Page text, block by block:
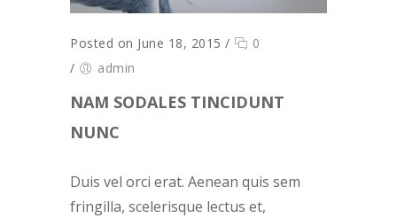
Posted on June 18, 2015 /
0
/
admin
NAM SODALES TINCIDUNT
NUNC
Duis vel orci erat. Aenean quis sem
fringilla, scelerisque lectus et,